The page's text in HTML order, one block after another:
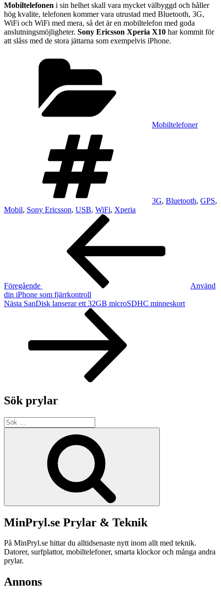
Mobiltelefonen i sin helhet skall vara mycket välbyggd och håller
hög kvalite, telefonen kommer vara utrustad med Bluetooth, 3G,
WiFi och WiFi med mera, så det är en mobiltelefon med goda
anslutningsmöjligheter. Sony Ericsson Xperia X10 har kommit för
att slåss med de stora jättarna som exempelvis iPhone.
Mobiltelefoner
3G, Bluetooth, GPS,
Mobil, Sony Ericsson, USB, WiFi, Xperia
Inläggsnavigering
Föregående
Använd
din iPhone som fjärrkontroll
Nästa
Nästa SanDisk lanserar ett 32GB microSDHC minneskort
Sök prylar
Sök
efter:
MinPryl.se Prylar & Teknik
På MinPryl.se hittar du alltidsenaste nytt inom allt med teknik.
Datorer, surfplattor, mobiltelefoner, smarta klockor och många andra
prylar.
Annons